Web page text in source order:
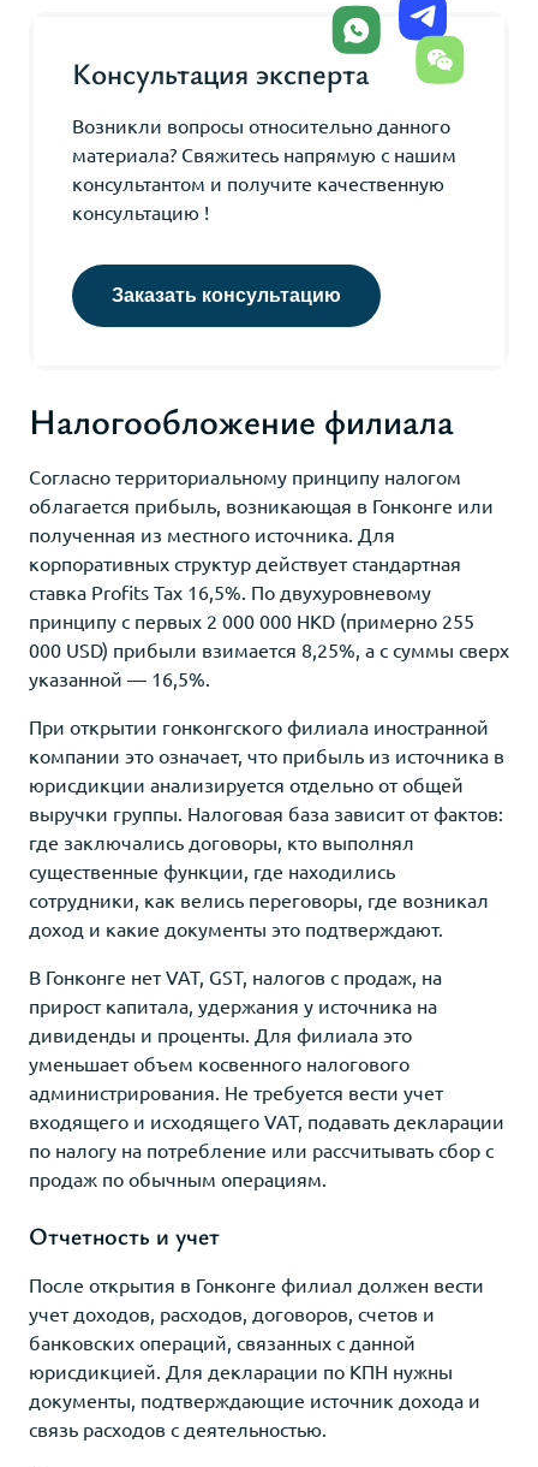
Консультация эксперта
Возникли вопросы относительно данного
материала? Свяжитесь напрямую с нашим
консультантом и получите качественную
консультацию !
Заказать консультацию
Налогообложение филиала
Согласно территориальному принципу налогом
облагается прибыль, возникающая в Гонконге или
полученная из местного источника. Для
корпоративных структур действует стандартная
ставка Profits Tax 16,5%. По двухуровневому
принципу с первых 2 000 000 HKD (примерно 255
000 USD) прибыли взимается 8,25%, а с суммы сверх
указанной — 16,5%.
При открытии гонконгского филиала иностранной
компании это означает, что прибыль из источника в
юрисдикции анализируется отдельно от общей
выручки группы. Налоговая база зависит от фактов:
где заключались договоры, кто выполнял
существенные функции, где находились
сотрудники, как велись переговоры, где возникал
доход и какие документы это подтверждают.
В Гонконге нет VAT, GST, налогов с продаж, на
прирост капитала, удержания у источника на
дивиденды и проценты. Для филиала это
уменьшает объем косвенного налогового
администрирования. Не требуется вести учет
входящего и исходящего VAT, подавать декларации
по налогу на потребление или рассчитывать сбор с
продаж по обычным операциям.
Отчетность и учет
После открытия в Гонконге филиал должен вести
учет доходов, расходов, договоров, счетов и
банковских операций, связанных с данной
юрисдикцией. Для декларации по КПН нужны
документы, подтверждающие источник дохода и
связь расходов с деятельностью.